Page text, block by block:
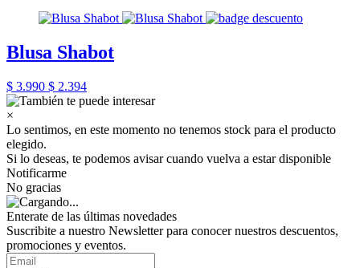
Blusa Shabot
$ 3.990 $ 2.394
×
Lo sentimos, en este momento no tenemos stock para el producto
elegido.
Si lo deseas, te podemos avisar cuando vuelva a estar disponible
Notificarme
No gracias
Enterate de las últimas novedades
Suscribite a nuestro Newsletter para conocer nuestros descuentos,
promociones y eventos.